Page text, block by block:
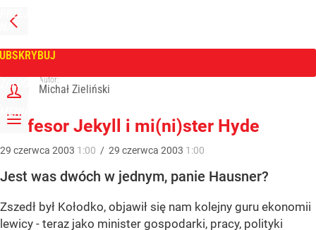
PRZEJDŹ
NA
GŁÓWNĄ
ZALOGUJ
MENU
Tygodnik Wprost
Autor:
Michał Zieliński
Profesor Jekyll i mi(ni)ster Hyde
29 czerwca 2003 1:00 / 29 czerwca 2003 1:00
Jest was dwóch w jednym, panie Hausner?
Zszedł był Kołodko, objawił się nam kolejny guru ekonomii
lewicy - teraz jako minister gospodarki, pracy, polityki